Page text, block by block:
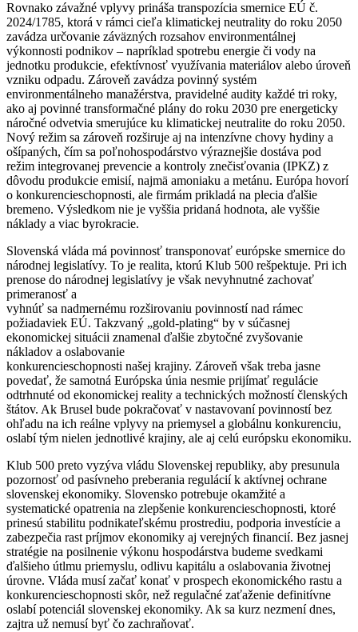
Rovnako závažné vplyvy prináša transpozícia smernice EÚ č.
2024/1785, ktorá v rámci cieľa klimatickej neutrality do roku 2050
zavádza určovanie záväzných rozsahov environmentálnej
výkonnosti podnikov – napríklad spotrebu energie či vody na
jednotku produkcie, efektívnosť využívania materiálov alebo úroveň
vzniku odpadu. Zároveň zavádza povinný systém
environmentálneho manažérstva, pravidelné audity každé tri roky,
ako aj povinné transformačné plány do roku 2030 pre energeticky
náročné odvetvia smerujúce ku klimatickej neutralite do roku 2050.
Nový režim sa zároveň rozširuje aj na intenzívne chovy hydiny a
ošípaných, čím sa poľnohospodárstvo výraznejšie dostáva pod
režim integrovanej prevencie a kontroly znečisťovania (IPKZ) z
dôvodu produkcie emisií, najmä amoniaku a metánu. Európa hovorí
o konkurencieschopnosti, ale firmám prikladá na plecia ďalšie
bremeno. Výsledkom nie je vyššia pridaná hodnota, ale vyššie
náklady a viac byrokracie.
Slovenská vláda má povinnosť transponovať európske smernice do
národnej legislatívy. To je realita, ktorú Klub 500 rešpektuje. Pri ich
prenose do národnej legislatívy je však nevyhnutné zachovať
primeranosť a
vyhnúť sa nadmernému rozširovaniu povinností nad rámec
požiadaviek EÚ. Takzvaný „gold-plating“ by v súčasnej
ekonomickej situácii znamenal ďalšie zbytočné zvyšovanie
nákladov a oslabovanie
konkurencieschopnosti našej krajiny. Zároveň však treba jasne
povedať, že samotná Európska únia nesmie prijímať regulácie
odtrhnuté od ekonomickej reality a technických možností členských
štátov. Ak Brusel bude pokračovať v nastavovaní povinností bez
ohľadu na ich reálne vplyvy na priemysel a globálnu konkurenciu,
oslabí tým nielen jednotlivé krajiny, ale aj celú európsku ekonomiku.
Klub 500 preto vyzýva vládu Slovenskej republiky, aby presunula
pozornosť od pasívneho preberania regulácií k aktívnej ochrane
slovenskej ekonomiky. Slovensko potrebuje okamžité a
systematické opatrenia na zlepšenie konkurencieschopnosti, ktoré
prinesú stabilitu podnikateľskému prostrediu, podporia investície a
zabezpečia rast príjmov ekonomiky aj verejných financií. Bez jasnej
stratégie na posilnenie výkonu hospodárstva budeme svedkami
ďalšieho útlmu priemyslu, odlivu kapitálu a oslabovania životnej
úrovne. Vláda musí začať konať v prospech ekonomického rastu a
konkurencieschopnosti skôr, než regulačné zaťaženie definitívne
oslabí potenciál slovenskej ekonomiky. Ak sa kurz nezmení dnes,
zajtra už nemusí byť čo zachraňovať.